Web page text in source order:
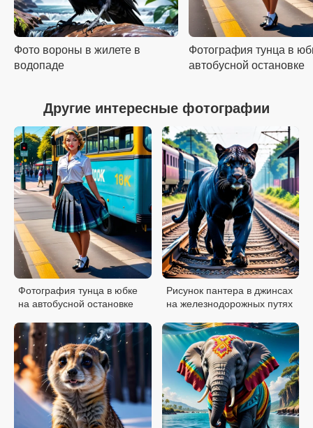
Фото вороны в жилете в
водопаде
Фотография тунца в
автобусной остановке
Другие интересные фотографии
Фотография тунца в юбке
на автобусной остановке
Рисунок пантера в джинсах
на железнодорожных путях